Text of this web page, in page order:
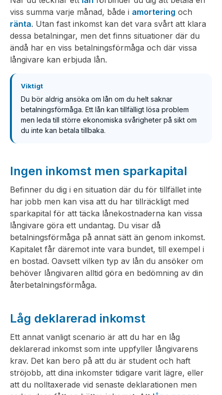
viss summa varje månad, både i amortering och
ränta. Utan fast inkomst kan det vara svårt att klara
dessa betalningar, men det finns situationer där du
ändå har en viss betalningsförmåga och där vissa
långivare kan erbjuda lån.
Viktigt
Du bör aldrig ansöka om lån om du helt saknar
betalningsförmåga. Ett lån kan tillfälligt lösa problem
men leda till större ekonomiska svårigheter på sikt om
du inte kan betala tillbaka.
Ingen inkomst men sparkapital
Befinner du dig i en situation där du för tillfället inte
har jobb men kan visa att du har tillräckligt med
sparkapital för att täcka lånekostnaderna kan vissa
långivare göra ett undantag. Du visar då
betalningsförmåga på annat sätt än genom inkomst.
Kapitalet får däremot inte vara bundet, till exempel i
en bostad. Oavsett vilken typ av lån du ansöker om
behöver långivaren alltid göra en bedömning av din
återbetalningsförmåga.
Låg deklarerad inkomst
Ett annat vanligt scenario är att du har en låg
deklarerad inkomst som inte uppfyller långivarens
krav. Det kan bero på att du är student och haft
ströjobb, att dina inkomster tidigare varit lägre, eller
att du nolltaxerade vid senaste deklarationen men